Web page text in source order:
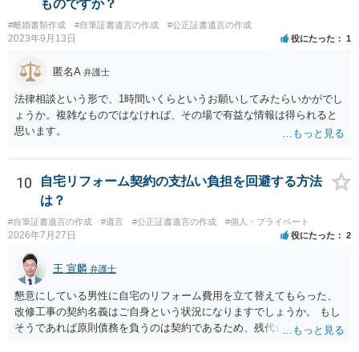
ものですか？
#離婚書類作成 #自筆証書遺言の作成 #公正証書遺言の作成
2023年9月13日 役にたった 1
匿名A 弁護士
法律相談という形で、1時間いくらというお願いしてみたらいかがでし
ょうか。複雑なものではなければ、その場で有益な情報は得られると
思います。
10
自宅リフォーム契約の支払い負担を回避する方法
は？
#自筆証書遺言の作成 #遺言 #公正証書遺言の作成 #個人・プライベート
2026年7月27日 役にたった 2
王 宣麟 弁護士
懇意にしている男性に自宅のリフォーム費用を立て替えてもらった、
改修工事の契約名義はご自身という状況になりますでしょうか。 もし
そうであれば原則債務を負うのは契約であるため、残代金を捻出して